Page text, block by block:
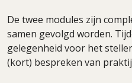
De twee modules zijn
samen gevolgd worden.
gelegenheid voor het
(kort) bespreken van